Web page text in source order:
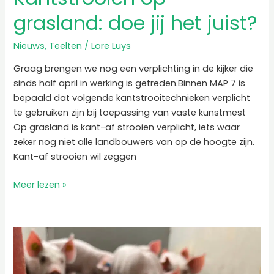
grasland: doe jij het juist?
Nieuws, Teelten /Lore Luys
Graag brengen we nog een verplichting in de kijker die
sinds half april in werking is getreden.Binnen MAP 7 is
bepaald dat volgende kantstrooitechnieken verplicht
te gebruiken zijn bij toepassing van vaste kunstmest
Op grasland is kant-af strooien verplicht, iets waar
zeker nog niet alle landbouwers van op de hoogte zijn.
Kant-af strooien wil zeggen
Meer lezen »
Van
voeder
tot